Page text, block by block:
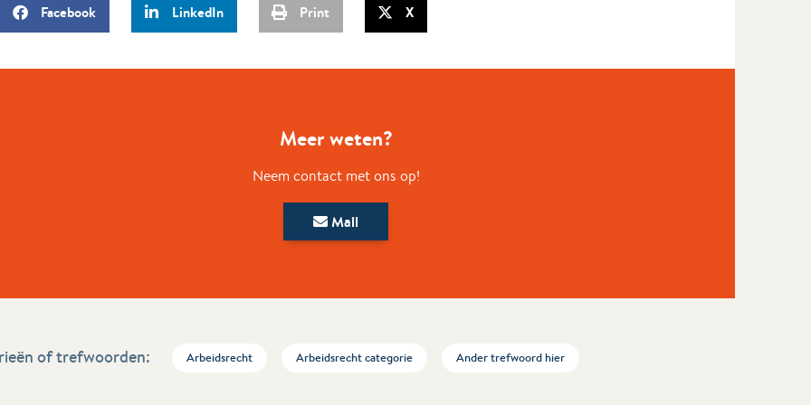
Facebook LinkedIn Print X
Meer weten?
Neem contact met ons op!
Mail
of trefwoorden: Arbeidsrecht Arbeidsrecht categorie Ander trefwoord hier